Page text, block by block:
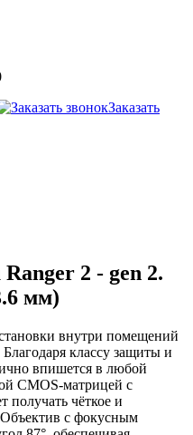
Заказать
2 - gen 2.
мм)
внутри помещений
классу защиты и
впишется в любой
CMOS-матрицей с
получать чёткое и
Объектив с фокусным